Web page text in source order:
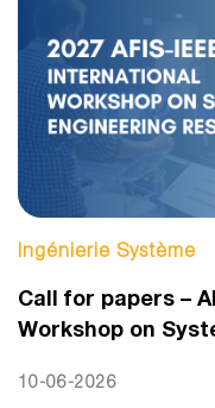
Ingénierie Système
Call for papers –
Workshop on
10-06-2026